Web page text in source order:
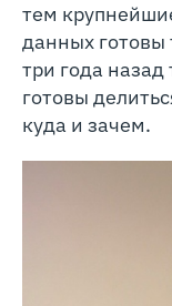
тем
данных
три года назад
готовы
куда и зачем.